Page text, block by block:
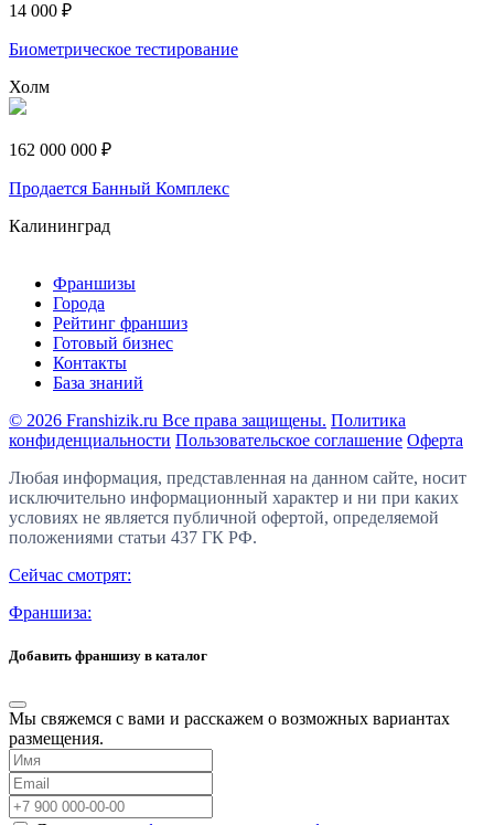
14 000 ₽
Биометрическое тестирование
Холм
162 000 000 ₽
Продается Банный Комплекс
Калининград
Франшизы
Города
Рейтинг франшиз
Готовый бизнес
Контакты
База знаний
© 2026 Franshizik.ru Все права защищены. Политика
конфиденциальности Пользовательское соглашение Оферта
Любая информация, представленная на данном сайте, носит
исключительно информационный характер и ни при каких
условиях не является публичной офертой, определяемой
положениями статьи 437 ГК РФ.
Сейчас смотрят:
Франшиза:
Добавить франшизу в каталог
Мы свяжемся с вами и расскажем о возможных вариантах
размещения.